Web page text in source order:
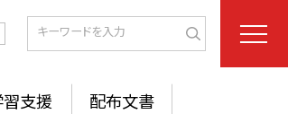
支援 配布文書